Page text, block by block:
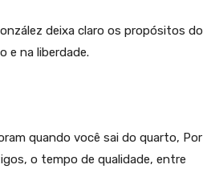
deixa claro os propósitos do
e na liberdade.
quando você sai do quarto, Por
o tempo de qualidade, entre